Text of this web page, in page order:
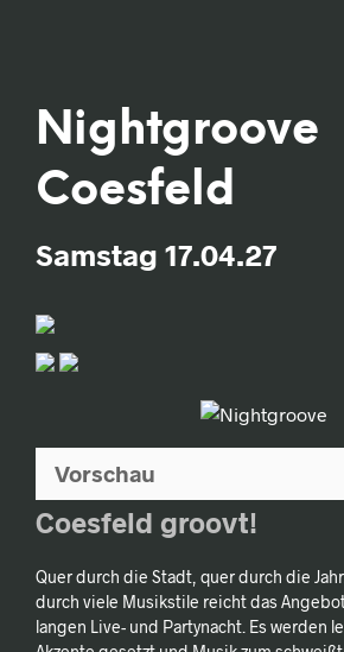
Nightgroove
Coesfeld
Samstag 17.04.27
Vorschau
Coesfeld groovt!
Quer durch die Stadt, quer durch die
durch viele Musikstile reicht das
langen Live- und Partynacht. Es werden